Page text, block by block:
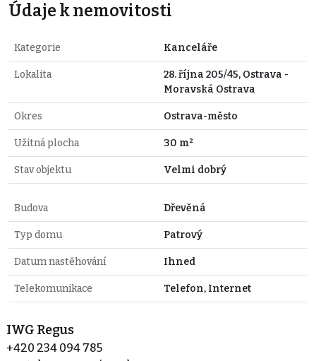
Údaje k nemovitosti
Kategorie Kanceláře
Lokalita
28. října 205/45, Ostrava -
Moravská Ostrava
Okres Ostrava-město
Užitná plocha 30 m²
Stav objektu Velmi dobrý
Budova Dřevěná
Typ domu Patrový
Datum nastěhování Ihned
Telekomunikace Telefon, Internet
IWG Regus
+420 234 094 785